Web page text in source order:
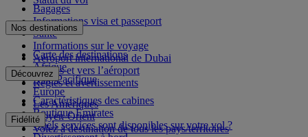
Bagages
Informations visa et passeport
Santé
Informations sur le voyage
Aéroport international de Dubai
Depuis et vers l’aéroport
Règles et avertissements
Nos destinations
Carte des destinations
Afrique
Asie-Pacifique
Europe
Les Amériques
Moyen-Orient
Volez à destination de tous les pays/territoires
Découvrez
Caractéristiques des cabines
Boutique Emirates
Quels services sont disponibles sur votre vol ?
Fidélité